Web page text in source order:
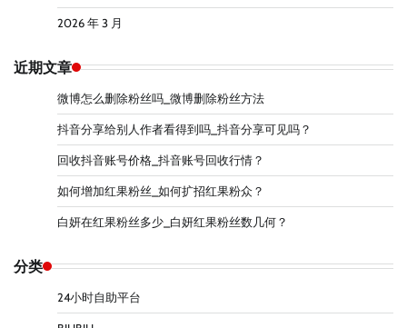
2026 年 3 月
近期文章
微博怎么删除粉丝吗_微博删除粉丝方法
抖音分享给别人作者看得到吗_抖音分享可见吗？
回收抖音账号价格_抖音账号回收行情？
如何增加红果粉丝_如何扩招红果粉众？
白妍在红果粉丝多少_白妍红果粉丝数几何？
分类
24小时自助平台